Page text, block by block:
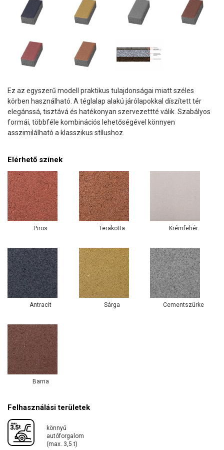
Ez az egyszerű modell praktikus tulajdonságai miatt széles
körben használható. A téglalap alakú járólapokkal díszített tér
elegánssá, tisztává és hatékonyan szervezettté válik. Szabályos
formái, többféle kombinációs lehetőségével könnyen
asszimilálható a klasszikus stílushoz.
Elérhető színek
Piros Terakotta Krémfehér
Antracit Sárga Cementszürke
Barna
Felhasználási területek
könnyű
autóforgalom
(max. 3,5 t)